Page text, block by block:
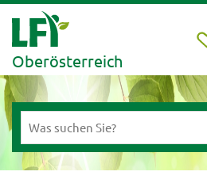
Oberösterreich